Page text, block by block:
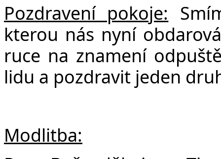
Pozdravení pokoje:
kterou nás nyní
ruce na znamení
lidu a pozdravit jeden
Modlitba: